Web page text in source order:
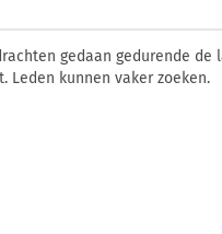
gedaan gedurende
Leden kunnen vaker zoeken.